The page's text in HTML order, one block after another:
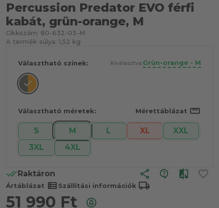
Percussion Predator EVO férfi
kabát, grün-orange, M
Cikkszám: 80-632-03-M
A termék súlya: 1,52 kg
Választható színek: Kiválasztva:Grün-orange - M
Választható méretek: Mérettáblázat straighten
S M L XL
XXL
3XL
4XL
Raktáron share
Ártáblázat view_list Szállítási információk local_shipping
51 990 Ft